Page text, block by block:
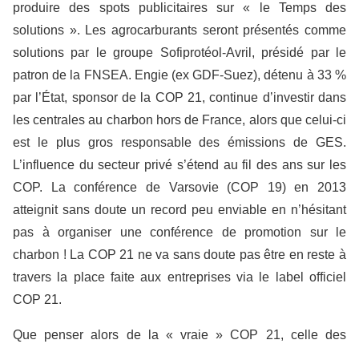
produire des spots publicitaires sur « le Temps des
solutions ». Les agrocarburants seront présentés comme
solutions par le groupe Sofiprotéol-Avril, présidé par le
patron de la FNSEA. Engie (ex GDF-Suez), détenu à 33 %
par l’État, sponsor de la COP 21, continue d’investir dans
les centrales au charbon hors de France, alors que celui-ci
est le plus gros responsable des émissions de GES.
L’influence du secteur privé s’étend au fil des ans sur les
COP. La conférence de Varsovie (COP 19) en 2013
atteignit sans doute un record peu enviable en n’hésitant
pas à organiser une conférence de promotion sur le
charbon ! La COP 21 ne va sans doute pas être en reste à
travers la place faite aux entreprises via le label officiel
COP 21.
Que penser alors de la « vraie » COP 21, celle des